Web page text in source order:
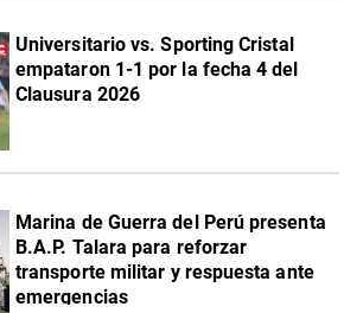
Universitario vs. Sporting Cristal
empataron 1-1 por la fecha 4 del
Clausura 2026
Marina de Guerra del Perú presenta
B.A.P. Talara para reforzar
transporte militar y respuesta ante
emergencias